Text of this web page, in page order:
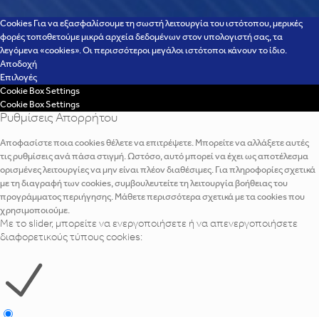
Cookies Για να εξασφαλίσουμε τη σωστή λειτουργία του ιστότοπου, μερικές
φορές τοποθετούμε μικρά αρχεία δεδομένων στον υπολογιστή σας, τα
λεγόμενα «cookies». Οι περισσότεροι μεγάλοι ιστότοποι κάνουν το ίδιο.
Αποδοχή
Επιλογές
Cookie Box Settings
Cookie Box Settings
Ρυθμίσεις Απορρήτου
Αποφασίστε ποια cookies θέλετε να επιτρέψετε. Μπορείτε να αλλάξετε αυτές
τις ρυθμίσεις ανά πάσα στιγμή. Ωστόσο, αυτό μπορεί να έχει ως αποτέλεσμα
ορισμένες λειτουργίες να μην είναι πλέον διαθέσιμες. Για πληροφορίες σχετικά
με τη διαγραφή των cookies, συμβουλευτείτε τη λειτουργία βοήθειας του
προγράμματος περιήγησης. Μάθετε περισσότερα σχετικά με τα cookies που
χρησιμοποιούμε.
Με το slider, μπορείτε να ενεργοποιήσετε ή να απενεργοποιήσετε
διαφορετικούς τύπους cookies: